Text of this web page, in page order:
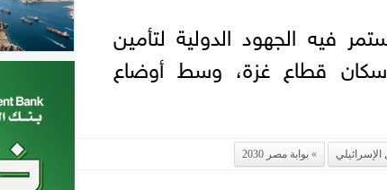
فيه الجهود الدولية لتأمين
سكان قطاع غزة، وسط أوضاع
الإسرائيلي بوابة مصر 2030